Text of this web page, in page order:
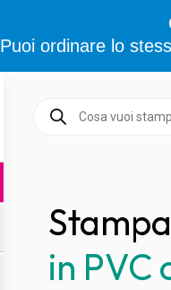
Puoi ordinare lo
Ricerca
prodotti
Banner
in
PVC
in PVC